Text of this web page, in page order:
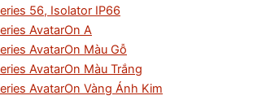
56, Isolator IP66
AvatarOn A
AvatarOn Màu Gỗ
AvatarOn Màu Trắng
AvatarOn Vàng Ánh Kim